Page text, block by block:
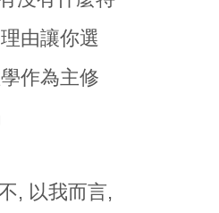
由讓你選
作為主修
, 以我而言,